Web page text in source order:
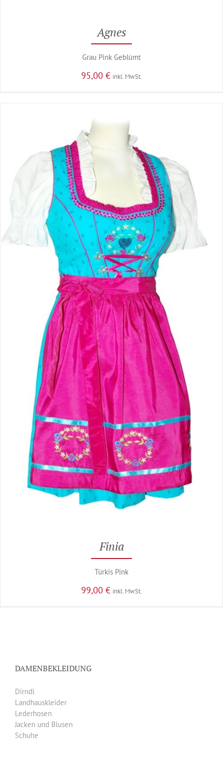
Agnes
Grau Pink Geblümt
95,00 € inkl. MwSt.
Finia
Türkis Pink
99,00 € inkl. MwSt.
DAMENBEKLEIDUNG
Dirndl
Landhauskleider
Lederhosen
Jacken und Blusen
Schuhe